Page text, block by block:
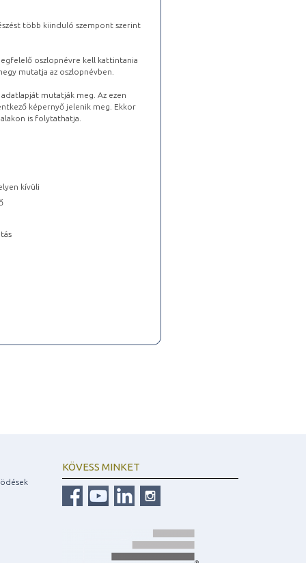
több kiinduló szempont szerint
oszlopnévre kell kattintania
mutatja az oszlopnévben.
mutatják meg. Az ezen
képernyő jelenik meg. Ekkor
is folytathatja.
kívüli
KÖVESS MINKET